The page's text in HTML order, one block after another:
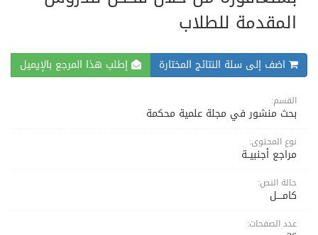
المقدمة للطلاب
اضف إلى سلة النتائج المختارة إطلب هذا المرجع بالإيميل
القسم:
بحث منشور في مجلة علمية محكمة
نوع المحتوى:
مراجع أجنبيــة
حالة النص:
كامــــل
عدد الصفحات: